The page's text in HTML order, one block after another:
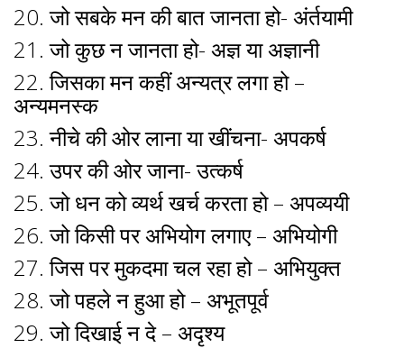
20. जो सबके मन की बात जानता हो- अंर्तयामी
21. जो कुछ न जानता हो- अज्ञ या अज्ञानी
22. जिसका मन कहीं अन्यत्र लगा हो –
अन्यमनस्क
23. नीचे की ओर लाना या खींचना- अपकर्ष
24. उपर की ओर जाना- उत्कर्ष
25. जो धन को व्यर्थ खर्च करता हो – अपव्ययी
26. जो किसी पर अभियोग लगाए – अभियोगी
27. जिस पर मुकदमा चल रहा हो – अभियुक्त
28. जो पहले न हुआ हो – अभूतपूर्व
29. जो दिखाई न दे – अदृश्य